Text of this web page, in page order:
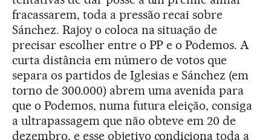
fracassarem, toda a pressão recai sobre
Sánchez. Rajoy o coloca na situação de
precisar escolher entre o PP e o Podemos. A
curta distância em número de votos que
separa os partidos de Iglesias e Sánchez (em
torno de 300.000) abrem uma avenida para
que o Podemos, numa futura eleição, consiga
a ultrapassagem que não obteve em 20 de
dezembro, e esse objetivo condiciona toda a